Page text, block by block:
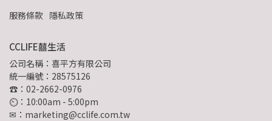
服務條款 隱私政策
CCLIFE囍生活
公司名稱：喜平方有限公司
統一編號：28575126
☎：02-2662-0976
⏲︎：10:00am - 5:00pm
✉：marketing@cclife.com.tw